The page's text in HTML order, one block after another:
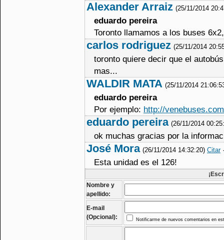
Alexander Arraiz (25/11/2014
eduardo pereira
Toronto llamamos a los buses
carlos rodriguez (25/11/2014
toronto quiere decir que el
mas...
WALDIR MATA (25/11/2014
eduardo pereira
Por ejemplo: http://
eduardo pereira (26/11/2014
ok muchas gracias por la
José Mora (26/11/2014 14:32:20) Citar
Esta unidad es el 126!
Nombre y
apellido:
E-mail
(Opcional):
Notificarme de nuevos comentarios en